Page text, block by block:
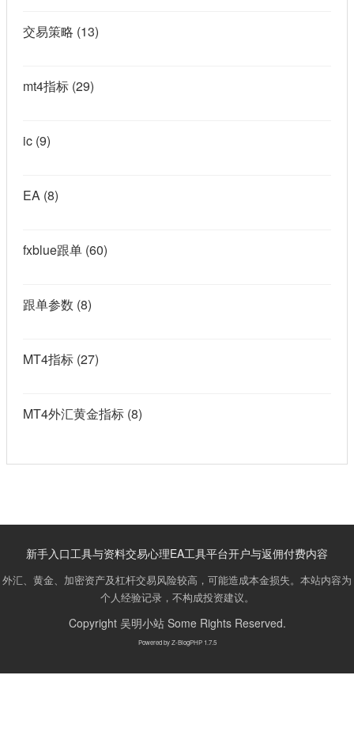
交易策略 (13)
mt4指标 (29)
ic (9)
EA (8)
fxblue跟单 (60)
跟单参数 (8)
MT4指标 (27)
MT4外汇黄金指标 (8)
新手入口工具与资料交易心理EA工具平台开户与返佣付费内容
外汇、黄金、加密资产及杠杆交易风险较高，可能造成本金损失。本站内容为
个人经验记录，不构成投资建议。
Copyright 吴明小站Some Rights Reserved.
Powered byZ-BlogPHP 1.7.5